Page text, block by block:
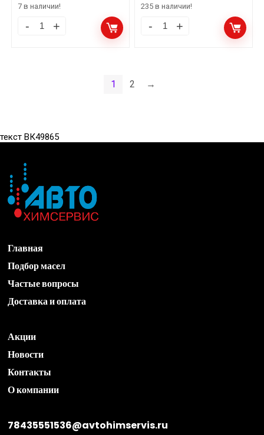
Антифриз
количество
7 в наличии!
Антифриз
(зелен.)
количество
235 в наличии!
1 2 →
текст ВК49865
Главная
Подбор масел
Частые вопросы
Доставка и оплата
Акции
Новости
Контакты
О компании
78435551536@avtohimservis.ru